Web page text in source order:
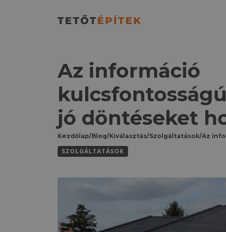
Az információ
jó döntéseket
Kezdőlap/Blog/Kiválasztás/Szolgáltatások/
SZOLGÁLTATÁSOK